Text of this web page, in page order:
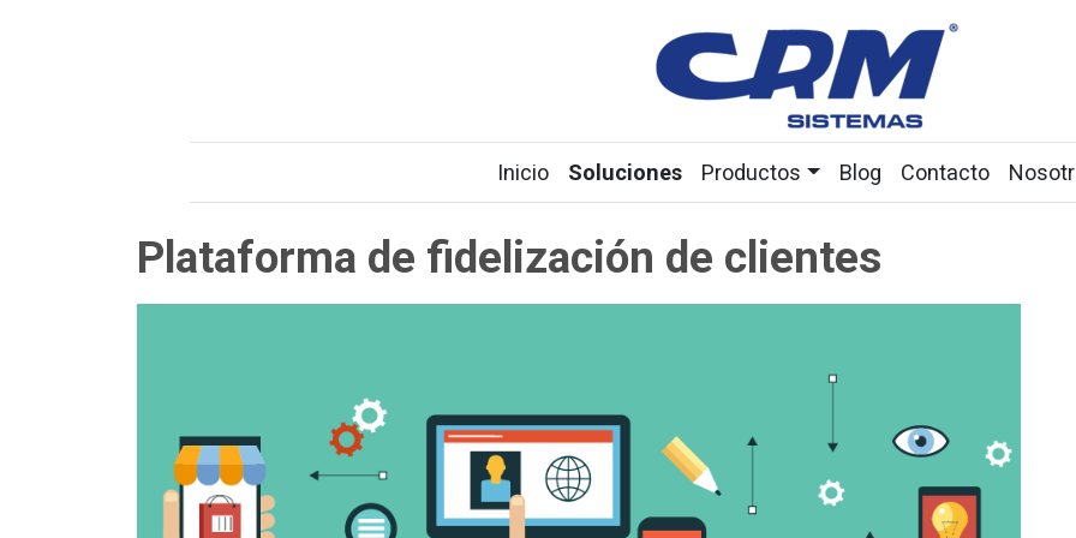
Inicio Soluciones Productos Blog Contacto
Plataforma de fidelización de clientes